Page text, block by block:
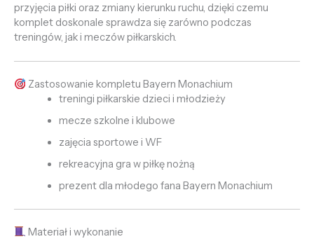
przyjęcia piłki oraz zmiany kierunku ruchu, dzięki czemu
komplet doskonale sprawdza się zarówno podczas
treningów, jak i meczów piłkarskich.
Zastosowanie kompletu Bayern Monachium
treningi piłkarskie dzieci i młodzieży
mecze szkolne i klubowe
zajęcia sportowe i WF
rekreacyjna gra w piłkę nożną
prezent dla młodego fana Bayern Monachium
Materiał i wykonanie